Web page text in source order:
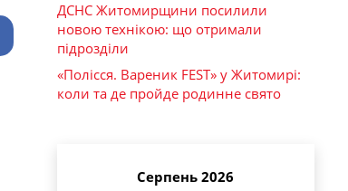
ДСНС Житомирщини посилили
новою технікою: що отримали
підрозділи
«Полісся. Вареник FEST» у Житомирі:
коли та де пройде родинне свято
Серпень 2026